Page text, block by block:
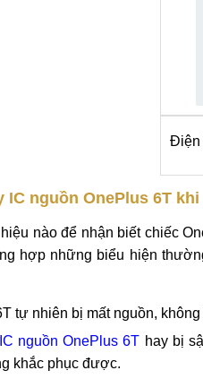
và TPHCM hiện nay sẽ giúp
IC nguồn OnePlus 6T
hiệu nào để nhận biết chiếc